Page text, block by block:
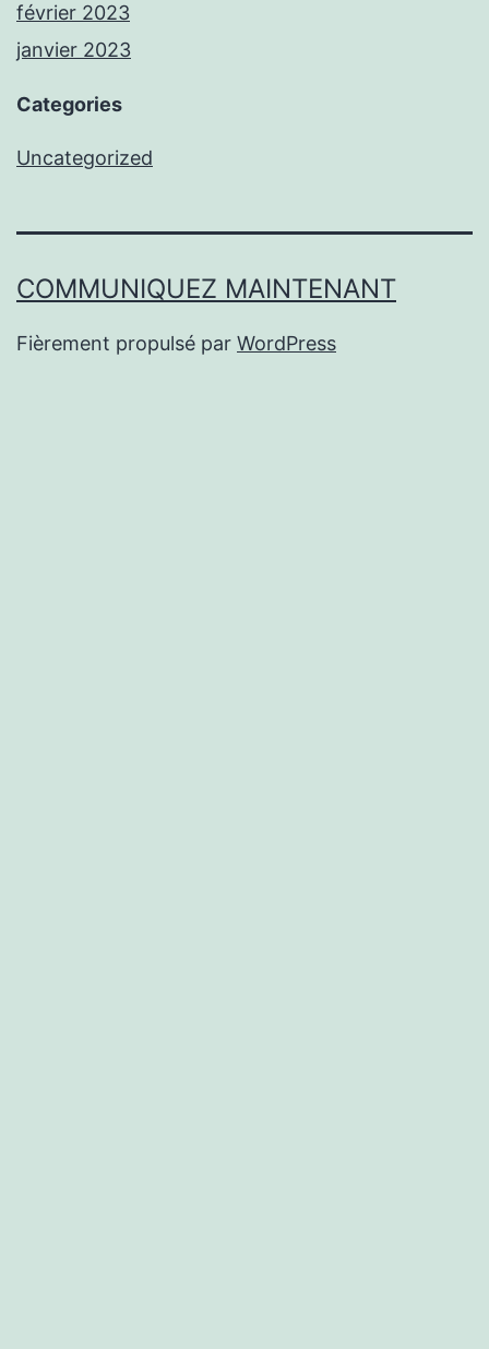
février 2023
janvier 2023
Categories
Uncategorized
COMMUNIQUEZ MAINTENANT
Fièrement propulsé par WordPress